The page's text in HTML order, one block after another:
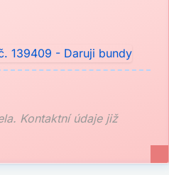
Kontaktní údaje již